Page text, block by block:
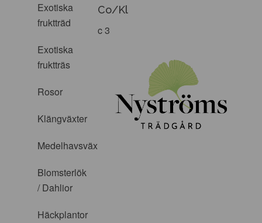
Exotiska
fruktträd
Exotiska
fruktträs
Rosor
Klängväxter
Medelhavsväxter
Blomsterlök
/ Dahlior
Häckplantor
Co/Kl
c 3